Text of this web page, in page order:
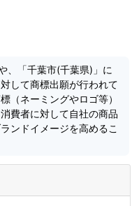
、「千葉市(千葉県)」に
して商標出願が行われて
（ネーミングやロゴ等）
費者に対して自社の商品
ンドイメージを高めるこ